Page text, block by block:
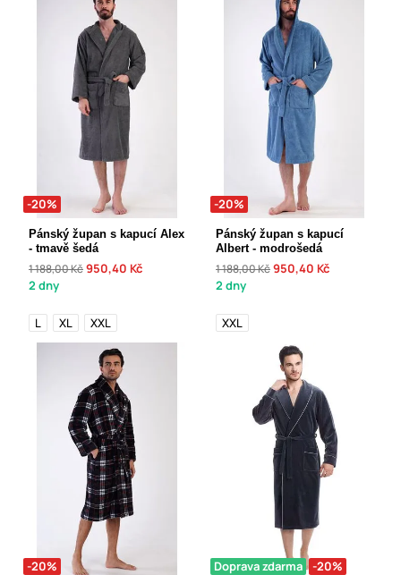
-20%
Pánský župan s kapucí Alex
- tmavě šedá
1 188,00 Kč950,40 Kč
2 dny
L XL XXL
-20%
Pánský župan s kapucí
Albert - modrošedá
1 188,00 Kč950,40 Kč
2 dny
XXL
-20% Doprava zdarma -20%